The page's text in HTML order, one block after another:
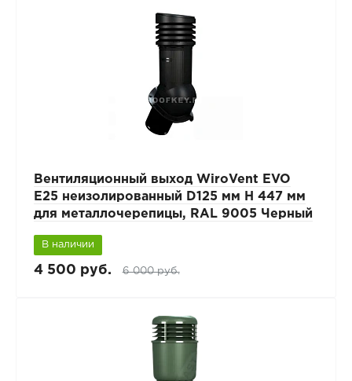
Вентиляционный выход WiroVent EVO
E25 неизолированный D125 мм Н 447 мм
для металлочерепицы, RAL 9005 Черный
В наличии
4 500 руб. 6 000 руб.